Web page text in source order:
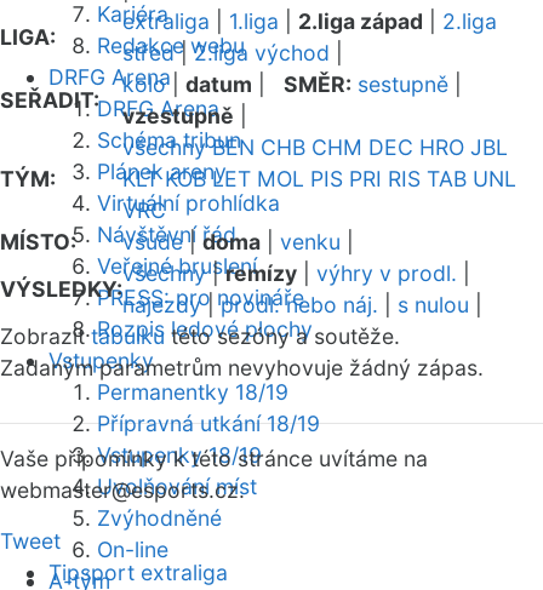
Kariéra
Redakce webu
DRFG Arena
DRFG Arena
Schéma tribun
Plánek areny
Virtuální prohlídka
Návštěvní řád
Veřejné bruslení
PRESS: pro novináře
Rozpis ledové plochy
Vstupenky
Permanentky 18/19
Přípravná utkání 18/19
Vstupenky 18/19
Uvolňování míst
Zvýhodněné
On-line
A-tým
LIGA:
extraliga 1.liga 2.liga západ
2.liga
střed|2.liga východ
SEŘADIT:
kolo| datum SMĚR: sestupně
vzestupně
TÝM:
všechny BEN CHB CHM DEC HRO JBL
KLT KOB LET MOL PIS PRI RIS TAB UNL
VRC
MÍSTO:
všude| doma venku
VÝSLEDKY:
všechny|remízy výhry v prodl.
nájezdy|prodl. nebo náj. s nulou
Zobrazittabulku této sezóny a soutěže.
Zadaným parametrům nevyhovuje žádný zápas.
Vaše připomínky k této stránce uvítáme na
webmaster@esports.cz.
Tweet
Tipsport extraliga